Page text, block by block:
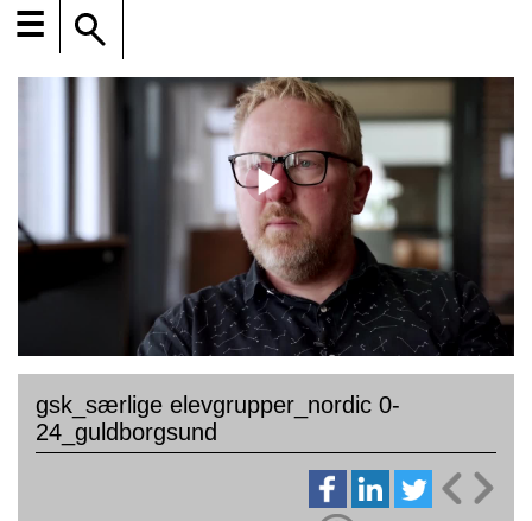
☰
gsk_særlige elevgrupper_nordic 0-
24_guldborgsund